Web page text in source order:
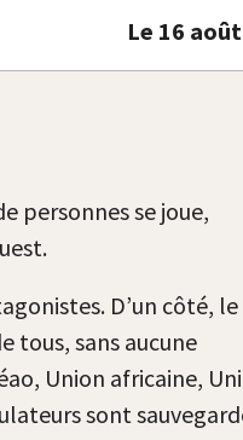
Le 16
personnes se joue,
D’un côté, le
tous, sans aucune
Union africaine,
sont